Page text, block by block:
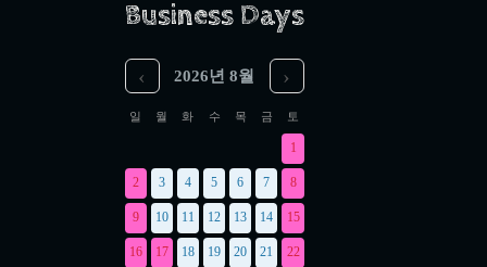
Business Days
‹ 2026년 8월 ›
일 월 화 수 목 금 토
1
2 3 4 5 6 7 8
9 10 11 12 13 14 15
16 17 18 19 20 21 22